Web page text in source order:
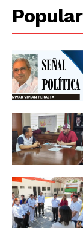
Popular